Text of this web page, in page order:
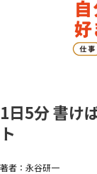
1日5分 書け
ト
著者：永谷研一